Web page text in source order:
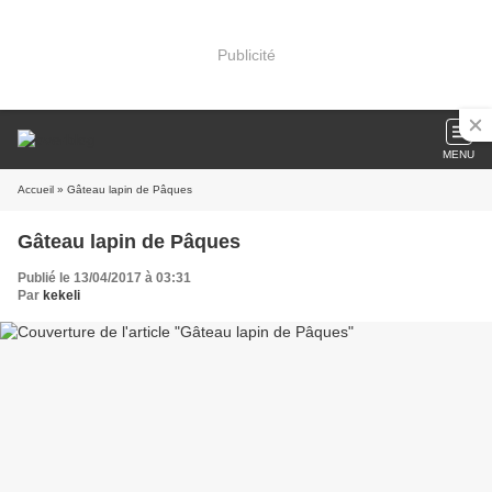
Publicité
MENU
Accueil » Gâteau lapin de Pâques
Gâteau lapin de Pâques
Publié le 13/04/2017 à 03:31
Par kekeli